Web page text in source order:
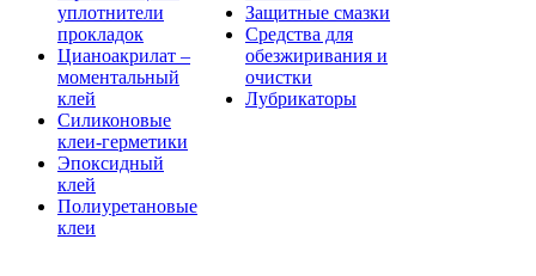
уплотнители
прокладок
Цианоакрилат –
моментальный
клей
Силиконовые
клеи-герметики
Эпоксидный
клей
Полиуретановые
клеи
Защитные смазки
Средства для
обезжиривания и
очистки
Лубрикаторы